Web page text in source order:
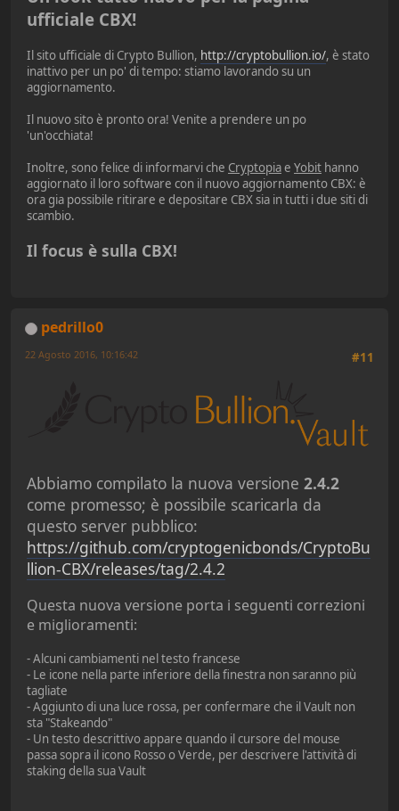
ufficiale CBX!
Il sito ufficiale di Crypto Bullion, http://cryptobullion.io/, è stato
inattivo per un po' di tempo: stiamo lavorando su un
aggiornamento.
Il nuovo sito è pronto ora! Venite a prendere un po
'un'occhiata!
Inoltre, sono felice di informarvi che Cryptopiae Yobit hanno
aggiornato il loro software con il nuovo aggiornamento CBX: è
ora gia possibile ritirare e depositare CBX sia in tutti i due siti di
scambio.
Il focus è sulla CBX!
pedrillo0
#11
22 Agosto 2016, 10:16:42
Abbiamo compilato la nuova versione 2.4.2
come promesso; è possibile scaricarla da
questo server pubblico:
https://github.com/cryptogenicbonds/CryptoBu
llion-CBX/releases/tag/2.4.2
Questa nuova versione porta i seguenti correzioni
e miglioramenti:
- Alcuni cambiamenti nel testo francese
- Le icone nella parte inferiore della finestra non saranno più
tagliate
- Aggiunto di una luce rossa, per confermare che il Vault non
sta "Stakeando"
- Un testo descrittivo appare quando il cursore del mouse
passa sopra il icono Rosso o Verde, per descrivere l'attività di
staking della sua Vault